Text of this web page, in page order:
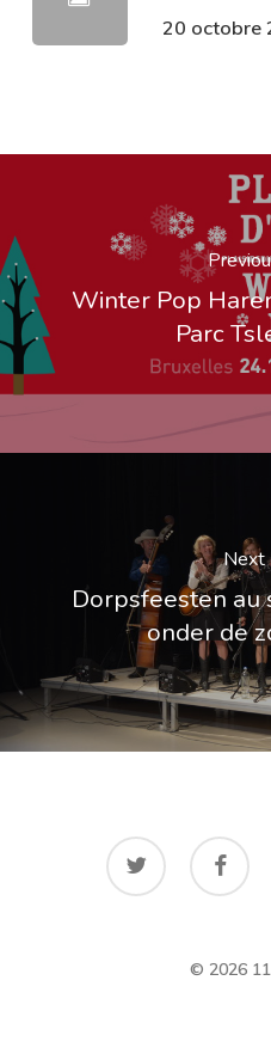
20 octobre
Winter Pop
Parc
Next
Dorpsfeesten au
onder de
twitter facebook
© 2026